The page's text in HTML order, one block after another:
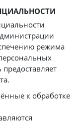
режима
к обработке